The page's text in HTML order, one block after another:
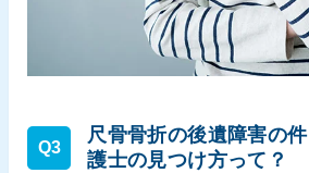
Q3
尺骨骨折の後遺障害の
護士の見つけ方って？